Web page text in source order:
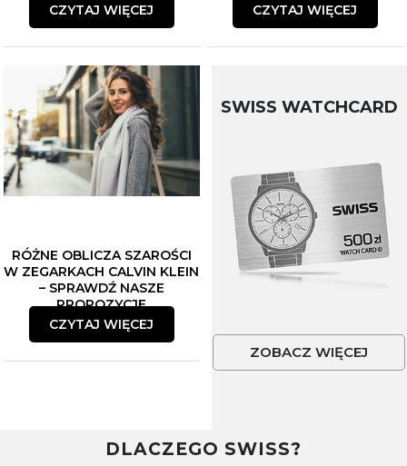
CZYTAJ WIĘCEJ CZYTAJ WIĘCEJ
RÓŻNE OBLICZA SZAROŚCI
W ZEGARKACH CALVIN KLEIN
– SPRAWDŹ NASZE
PROPOZYCJE
CZYTAJ WIĘCEJ
SWISS WATCHCARD
ZOBACZ WIĘCEJ
DLACZEGO SWISS?